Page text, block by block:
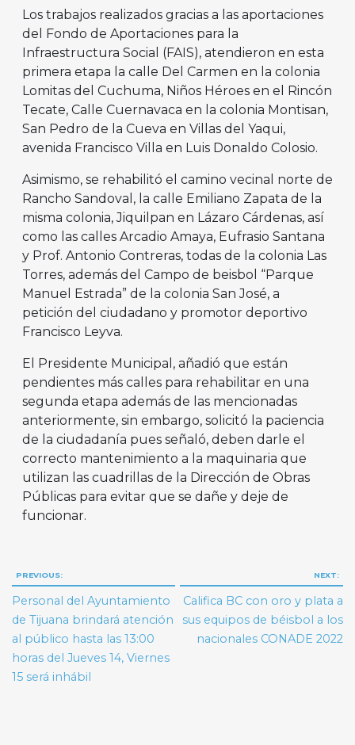
Los trabajos realizados gracias a las aportaciones
del Fondo de Aportaciones para la
Infraestructura Social (FAIS), atendieron en esta
primera etapa la calle Del Carmen en la colonia
Lomitas del Cuchuma, Niños Héroes en el Rincón
Tecate, Calle Cuernavaca en la colonia Montisan,
San Pedro de la Cueva en Villas del Yaqui,
avenida Francisco Villa en Luis Donaldo Colosio.
Asimismo, se rehabilitó el camino vecinal norte de
Rancho Sandoval, la calle Emiliano Zapata de la
misma colonia, Jiquilpan en Lázaro Cárdenas, así
como las calles Arcadio Amaya, Eufrasio Santana
y Prof. Antonio Contreras, todas de la colonia Las
Torres, además del Campo de beisbol “Parque
Manuel Estrada” de la colonia San José, a
petición del ciudadano y promotor deportivo
Francisco Leyva.
El Presidente Municipal, añadió que están
pendientes más calles para rehabilitar en una
segunda etapa además de las mencionadas
anteriormente, sin embargo, solicitó la paciencia
de la ciudadanía pues señaló, deben darle el
correcto mantenimiento a la maquinaria que
utilizan las cuadrillas de la Dirección de Obras
Públicas para evitar que se dañe y deje de
funcionar.
Navegación
de
entradas
PREVIOUS:
Personal del Ayuntamiento
de Tijuana brindará atención
al público hasta las 13:00
horas del Jueves 14, Viernes
15 será inhábil
NEXT:
Califica BC con oro y plata a
sus equipos de béisbol a los
nacionales CONADE 2022